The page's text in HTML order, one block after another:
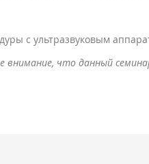
с ультразвуковым
что данный